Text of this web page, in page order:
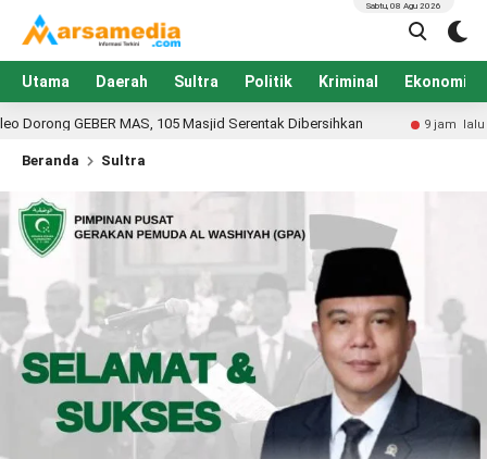
Utama Daerah Sultra Politik Kriminal Ekonomi
Sabtu, 08 Agu 2026
105 Masjid Serentak Dibersihkan 9 jam lalu Mahasiswa KKN
Beranda Sultra